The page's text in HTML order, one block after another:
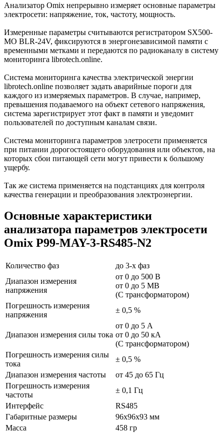
Анализатор Omix непрерывно измеряет основные параметры
электросети: напряжение, ток, частоту, мощность.
Измеренные параметры считываются регистратором SX500-
MO BLR-24V, фиксируются в энергонезависимой памяти с
временными метками и передаются по радиоканалу в систему
мониторинга librotech.online.
Система мониторинга качества электрической энергии
librotech.online позволяет задать аварийные пороги для
каждого из измеряемых параметров. В случае, например,
превышения подаваемого на объект сетевого напряжения,
система зарегистрирует этот факт в памяти и уведомит
пользователей по доступным каналам связи.
Система мониторинга параметров элетросети применяется
при питании дорогостоящего оборудования или объектов, на
которых сбои питающей сети могут привести к большому
ущербу.
Так же система применяется на подстанциях для контроля
качества генерации и преобразования электроэнергии.
Основные характеристики
анализатора параметров электросети
Omix P99-MAY-3-RS485-N2
Количество фаз
до 3-х фаз
Диапазон измерения
напряжения
от 0 до 500 В
от 0 до 5 МВ
(С трансформатором)
Погрешность измерения
напряжения
± 0,5 %
Диапазон измерения силы тока
от 0 до 5 А
от 0 до 50 кА
(С трансформатором)
Погрешность измерения силы
тока
± 0,5 %
Диапазон измерения частоты
от 45 до 65 Гц
Погрешность измерения
частоты
± 0,1 Гц
Интерфейс
RS485
Габаритные размеры
96x96x93 мм
Масса
458 гр